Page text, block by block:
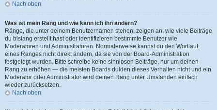
Nach oben
Was ist mein Rang und wie kann ich ihn ändern?
Ränge, die unter deinem Benutzernamen stehen, zeigen an, wie viele Beiträge
du bislang erstellt hast oder identifizieren bestimmte Benutzer wie
Moderatoren und Administratoren. Normalerweise kannst du den Wortlaut
eines Ranges nicht direkt ändern, da sie von der Board-Administration
festgelegt wurden. Bitte schreibe keine sinnlosen Beiträge, nur um deinen
Rang zu erhöhen — die meisten Boards dulden dieses Verhalten nicht und ein
Moderator oder Administrator wird deinen Rang unter Umständen einfach
wieder zurücksetzen.
Nach oben